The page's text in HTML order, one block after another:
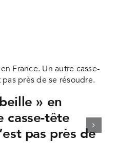
» en
casse-tête
pas près de